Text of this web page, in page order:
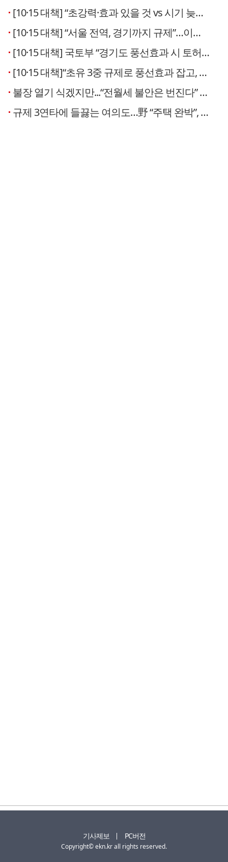
[10·15 대책] “초강력·효과 있을 것 vs 시기 늦고 충분치 않아”…전문가 반응 엇갈려
[10·15 대책] “서울 전역, 경기까지 규제”…이재명 3번째 부동산대책, 집값 잡을까
[10·15 대책] 국토부 “경기도 풍선효과 시 토허제 추가 지정…서울시와 마찰 없다”
[10·15 대책]“초유 3중 규제로 풍선효과 잡고, 핀셋 대출로 국민 주거 안정”
불장 열기 식겠지만...“전월세 불안은 번진다” [10.15 부동산대책]
규제 3연타에 들끓는 여의도…野 “주택 완박”, 與 “시장 안정화”
기사제보 PC버전
Copyright© ekn.kr all rights reserved.